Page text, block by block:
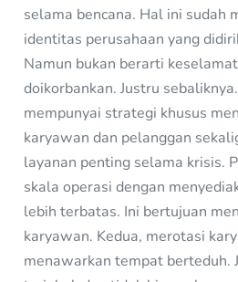
selama bencana. Hal ini sudah
identitas perusahaan yang
Namun bukan berarti
doikorbankan. Justru
mempunyai strategi khusus
karyawan dan pelanggan
layanan penting selama krisis.
skala operasi dengan
lebih terbatas. Ini bertujuan
karyawan. Kedua, merotasi
menawarkan tempat berteduh.